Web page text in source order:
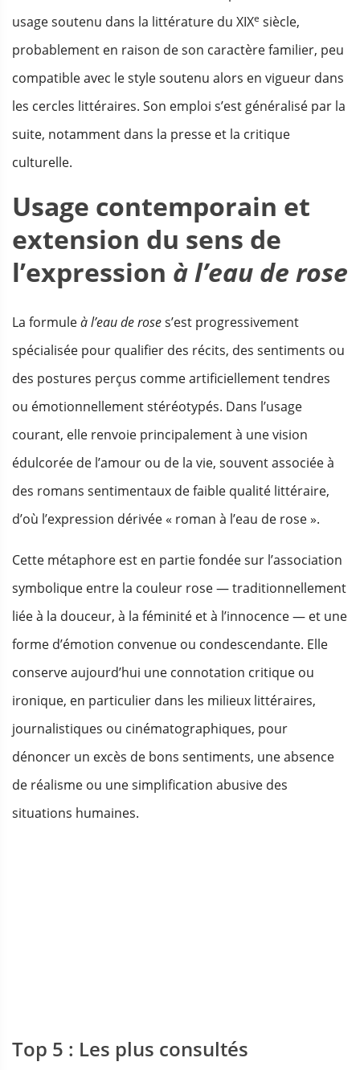
usage soutenu dans la littérature du XIXe siècle,
probablement en raison de son caractère familier, peu
compatible avec le style soutenu alors en vigueur dans
les cercles littéraires. Son emploi s’est généralisé par la
suite, notamment dans la presse et la critique
culturelle.
Usage contemporain et
extension du sens de
l’expression à l’eau de rose
La formuleà l’eau de roses’est progressivement
spécialisée pour qualifier des récits, des sentiments ou
des postures perçus comme artificiellement tendres
ou émotionnellement stéréotypés. Dans l’usage
courant, elle renvoie principalement à une vision
édulcorée de l’amour ou de la vie, souvent associée à
des romans sentimentaux de faible qualité littéraire,
d’où l’expression dérivée « roman à l’eau de rose ».
Cette métaphore est en partie fondée sur l’association
symbolique entre la couleur rose — traditionnellement
liée à la douceur, à la féminité et à l’innocence — et une
forme d’émotion convenue ou condescendante. Elle
conserve aujourd’hui une connotation critique ou
ironique, en particulier dans les milieux littéraires,
journalistiques ou cinématographiques, pour
dénoncer un excès de bons sentiments, une absence
de réalisme ou une simplification abusive des
situations humaines.
Top 5 : Les plus consultés